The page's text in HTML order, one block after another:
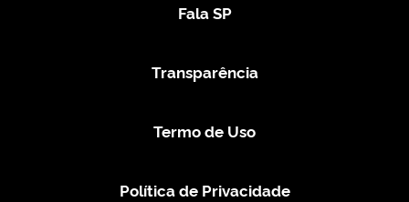
Fala SP
Transparência
Termo de Uso
Política de Privacidade